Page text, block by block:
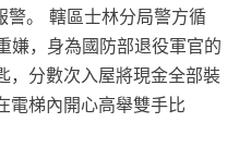
。 轄區士林分局警方循
嫌，身為國防部退役軍官的
，分數次入屋將現金全部裝
電梯內開心高舉雙手比